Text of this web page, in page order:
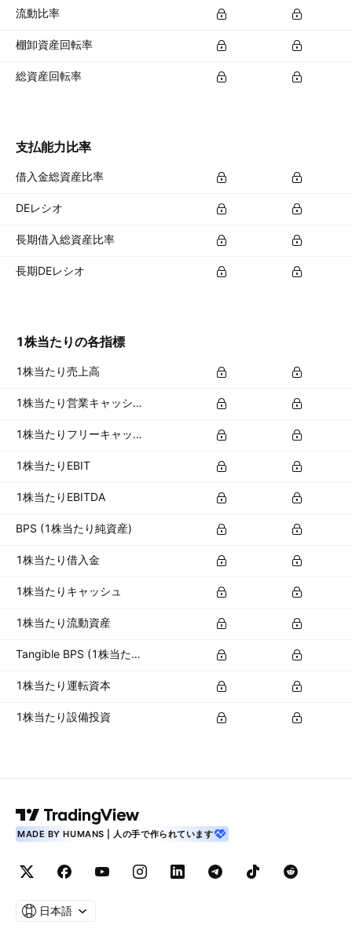
流動比率
棚卸資産回転率
総資産回転率
支払能力比率
借入金総資産比率
DEレシオ
長期借入総資産比率
長期DEレシオ
1株当たりの各指標
1株当たり売上高
1株当たり営業キャッシュフロー
1株当たりフリーキャッシュフロー
1株当たりEBIT
1株当たりEBITDA
BPS (1株当たり純資産)
1株当たり借入金
1株当たりキャッシュ
1株当たり流動資産
Tangible BPS (1株当たり有形資産)
1株当たり運転資本
1株当たり設備投資
MADE BY HUMANS | 人の手で作られています
日本語